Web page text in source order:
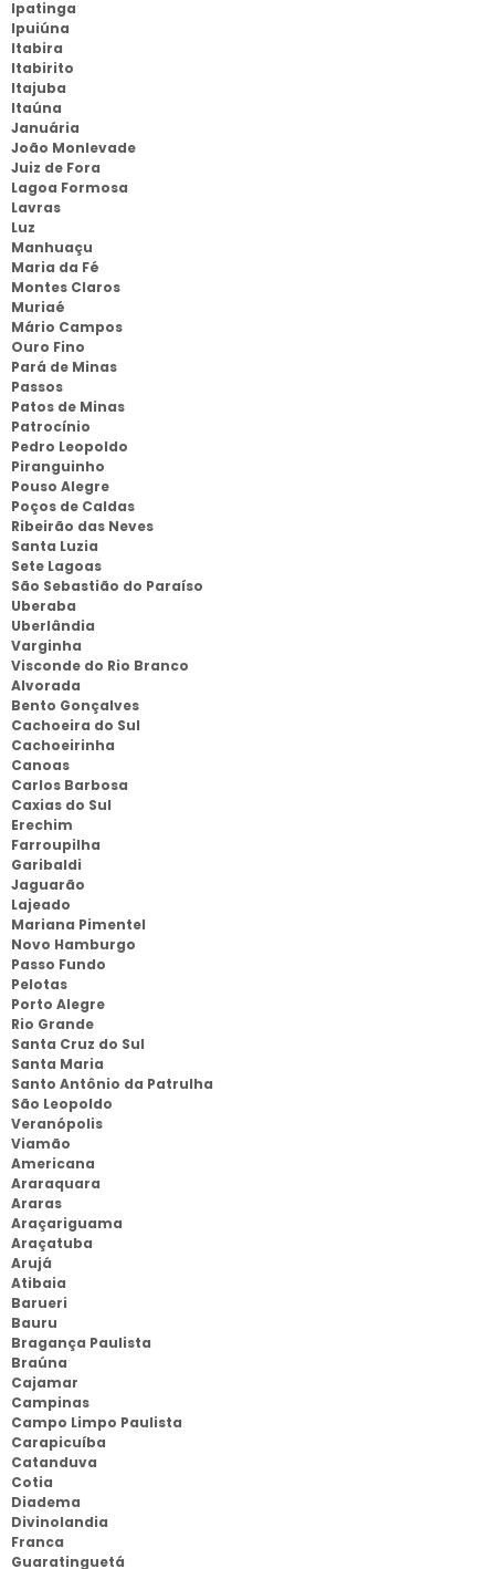
Ipatinga
Ipuiúna
Itabira
Itabirito
Itajuba
Itaúna
Januária
João Monlevade
Juiz de Fora
Lagoa Formosa
Lavras
Luz
Manhuaçu
Maria da Fé
Montes Claros
Muriaé
Mário Campos
Ouro Fino
Pará de Minas
Passos
Patos de Minas
Patrocínio
Pedro Leopoldo
Piranguinho
Pouso Alegre
Poços de Caldas
Ribeirão das Neves
Santa Luzia
Sete Lagoas
São Sebastião do Paraíso
Uberaba
Uberlândia
Varginha
Visconde do Rio Branco
Alvorada
Bento Gonçalves
Cachoeira do Sul
Cachoeirinha
Canoas
Carlos Barbosa
Caxias do Sul
Erechim
Farroupilha
Garibaldi
Jaguarão
Lajeado
Mariana Pimentel
Novo Hamburgo
Passo Fundo
Pelotas
Porto Alegre
Rio Grande
Santa Cruz do Sul
Santa Maria
Santo Antônio da Patrulha
São Leopoldo
Veranópolis
Viamão
Americana
Araraquara
Araras
Araçariguama
Araçatuba
Arujá
Atibaia
Barueri
Bauru
Bragança Paulista
Braúna
Cajamar
Campinas
Campo Limpo Paulista
Carapicuíba
Catanduva
Cotia
Diadema
Divinolandia
Franca
Guaratinguetá